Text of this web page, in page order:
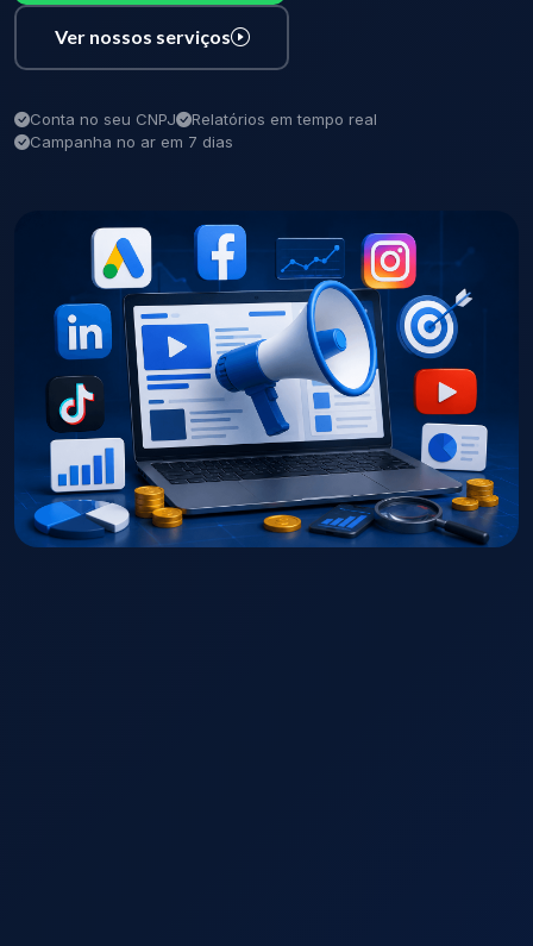
Ver nossos serviços
Conta no seu CNPJ
Relatórios em tempo real
Campanha no ar em 7 dias